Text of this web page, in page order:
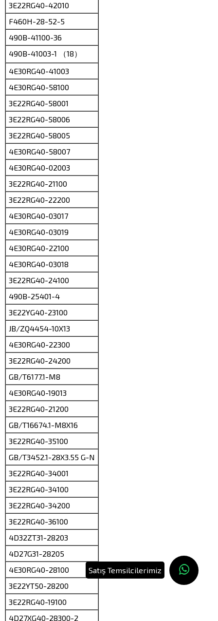
Satış Temsilcilerimiz
3E22RG40-42010
F460H-28-52-5
490B-41100-36
490B-41003-1 （18）
4E30RG40-41003
4E30RG40-58100
3E22RG40-58001
3E22RG40-58006
3E22RG40-58005
4E30RG40-58007
4E30RG40-02003
3E22RG40-21100
3E22RG40-22200
4E30RG40-03017
4E30RG40-03019
4E30RG40-22100
4E30RG40-03018
3E22RG40-24100
490B-25401-4
3E22YG40-23100
JB/ZQ4454-10X13
4E30RG40-22300
3E22RG40-24200
GB/T6177.1-M8
4E30RG40-19013
3E22RG40-21200
GB/T16674.1-M8X16
3E22RG40-35100
GB/T3452.1-28X3.55 G-N
3E22RG40-34001
3E22RG40-34100
3E22RG40-34200
3E22RG40-36100
4D32ZT31-28203
4D27G31-28205
4E30RG40-28100
3E22YT50-28200
3E22RG40-19100
4D27XG40-28300-2